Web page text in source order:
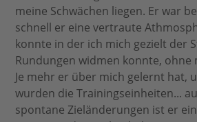
meine Schwächen liegen. Er war
schnell er eine vertraute
konnte in der ich mich gezielt der
Rundungen widmen konnte, ohne
Je mehr er über mich gelernt hat,
wurden die Trainingseinheiten...
spontane Zieländerungen ist er